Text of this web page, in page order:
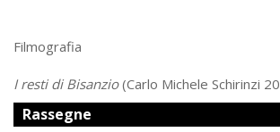
Filmografia
I resti di Bisanzio(Carlo Michele Schirinzi
Rassegne